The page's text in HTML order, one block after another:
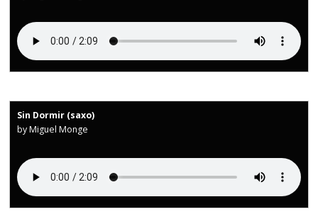
Sin Dormir (saxo)
by Miguel Monge